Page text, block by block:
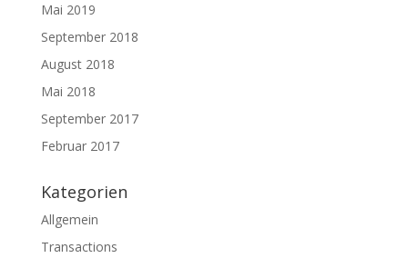
Mai 2019
September 2018
August 2018
Mai 2018
September 2017
Februar 2017
Kategorien
Allgemein
Transactions